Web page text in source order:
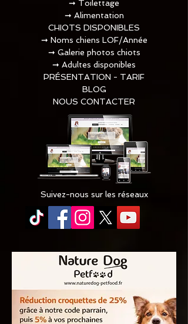
➞ Toilettage​
➞ Alimentation
CHIOTS DISPONIBLES
➞ Noms chiens LOF/Année
➞ Galerie photos chiots
➞ Adultes disponibles
PRÉSENTATION - TARIF
BLOG
NOUS CONTACTER
Suivez-nous sur les réseaux